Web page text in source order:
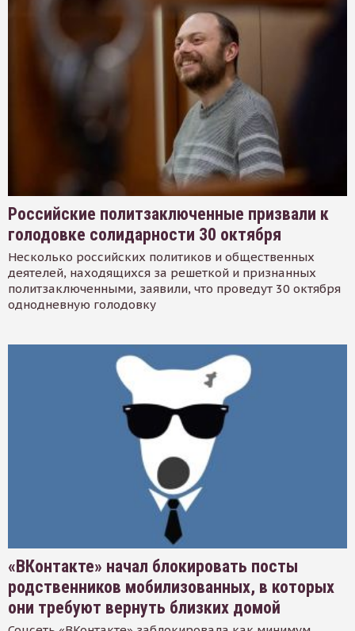
Российские политзаключенные призвали к
голодовке солидарности 30 октября
Несколько российских политиков и общественных
деятелей, находящихся за решеткой и признанных
политзаключенными, заявили, что проведут 30 октября
однодневную голодовку
«ВКонтакте» начал блокировать посты
родственников мобилизованных, в которых
они требуют вернуть близких домой